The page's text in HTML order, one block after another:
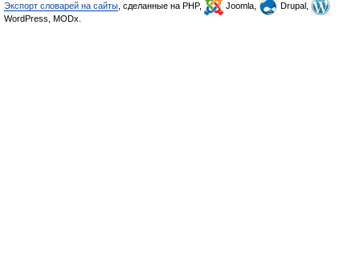
Экспорт словарей на сайты , сделанные на PHP, Joomla,
Drupal,
WordPress, MODx.